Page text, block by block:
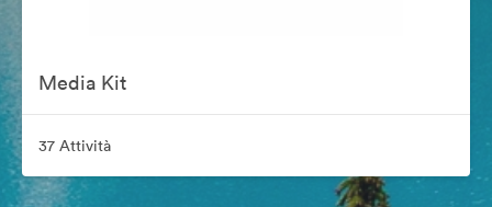
Media Kit
37 Attività